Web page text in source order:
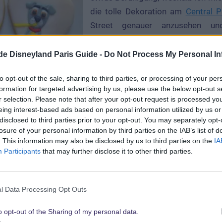
Disneyland Paris Guide - Do Not Process My Personal
opt-out of the sale, sharing to third parties, or processing of your
for targeted advertising by us, please use the below opt-out
selection. Please note that after your opt-out request is processed
interest-based ads based on personal information utilized by us
to third parties prior to your opt-out. You may separately
of your personal information by third parties on the IAB’s list of
This information may also be disclosed by us to third parties on the
Participants that may further disclose it to other third parties.
Data Processing Opt Outs
opt-out of the Sharing of my personal data.
die tolle Dekoration am Central
Street genauer anzusehen
Erinnerungsfotos zu schießen.
merke ich, dass dieses Jahr wohl
Motto für die Dekoration
die von Susi und Strolch oder Duchesse und Thomas
dass man neben der üblichen saisonalen
anbringt, die jedes Jahr unterschiedlich ist und
aber über die „Tierischen Pärchen“ freue ich mich
süß. Während ich ein Foto nach dem anderen
Ich glaube, ich sollte langsam mal etwas essen
– im Discoveryland
Star Wars-Reihe begebe ich mich zum